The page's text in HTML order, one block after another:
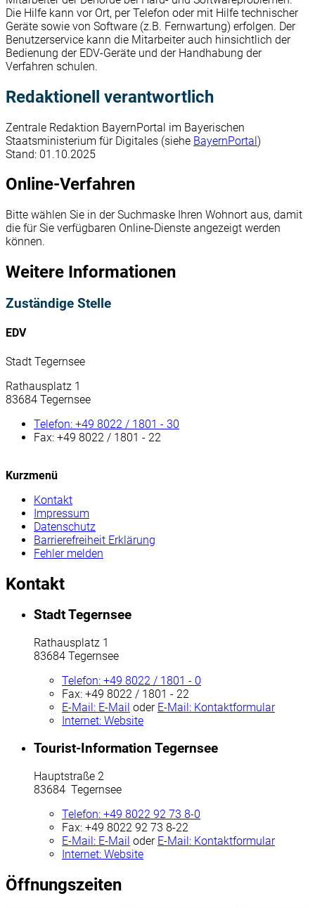
Die Hilfe kann vor Ort, per Telefon oder mit Hilfe technischer
Geräte sowie von Software (z.B. Fernwartung) erfolgen. Der
Benutzerservice kann die Mitarbeiter auch hinsichtlich der
Bedienung der EDV-Geräte und der Handhabung der
Verfahren schulen.
Redaktionell verantwortlich
Zentrale Redaktion BayernPortal im Bayerischen
Staatsministerium für Digitales (siehe BayernPortal)
Stand: 01.10.2025
Online-Verfahren
Bitte wählen Sie in der Suchmaske Ihren Wohnort aus, damit
die für Sie verfügbaren Online-Dienste angezeigt werden
können.
Weitere Informationen
Zuständige Stelle
EDV
Stadt Tegernsee
Rathausplatz 1
83684 Tegernsee
Telefon: +49 8022 / 1801 - 30
Fax: +49 8022 / 1801 - 22
Kurzmenü
Kontakt
Impressum
Datenschutz
Barrierefreiheit Erklärung
Fehler melden
Kontakt
Stadt Tegernsee
Rathausplatz 1
83684 Tegernsee
Telefon: +49 8022 / 1801 - 0
Fax: +49 8022 / 1801 - 22
E-Mail: E-Mail oder E-Mail: Kontaktformular
Internet: Website
Tourist-Information Tegernsee
Hauptstraße 2
83684 Tegernsee
Telefon: +49 8022 92 73 8-0
Fax: +49 8022 92 73 8-22
E-Mail: E-Mail oder E-Mail: Kontaktformular
Internet: Website
Öffnungszeiten